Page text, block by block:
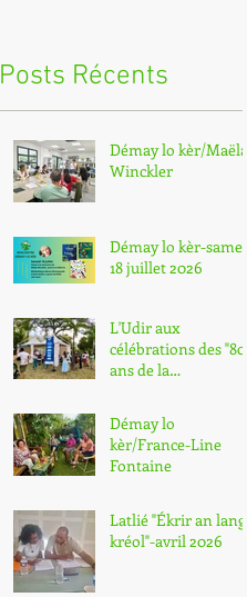
Posts Récents
Démay lo kèr/Maëla
Winckler
Démay lo kèr-samedi
18 juillet 2026
L'Udir aux
célébrations des "80
ans de la
n" de La Réunion
Démay lo
kèr/France-Line
Fontaine
Latlié "Ékrir an lang
kréol"-avril 2026